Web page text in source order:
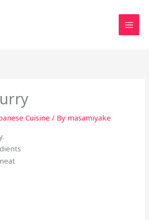
Cuisine / By masamiyake